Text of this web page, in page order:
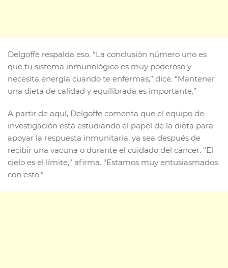
Delgoffe respalda eso. “La conclusión número uno es
que tu sistema inmunológico es muy poderoso y
necesita energía cuando te enfermas,” dice. “Mantener
una dieta de calidad y equilibrada es importante.”
A partir de aquí, Delgoffe comenta que el equipo de
investigación está estudiando el papel de la dieta para
apoyar la respuesta inmunitaria, ya sea después de
recibir una vacuna o durante el cuidado del cáncer. “El
cielo es el límite,” afirma. “Estamos muy entusiasmados
con esto.”